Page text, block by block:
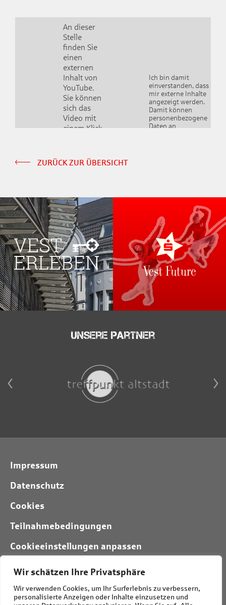
Wir schätzen Ihre Privatsphäre
Wir verwenden Cookies, um Ihr Surferlebnis zu verbessern,
personalisierte Anzeigen oder Inhalte einzusetzen und
Empfohlener
externer
An dieser
Stelle
finden Sie
einen
externen
Inhalt von
YouTube.
Sie können
sich das
Video mit
einem Klick
wieder
Video
Ich bin damit
einverstanden, dass
mir externe Inhalte
angezeigt werden.
Damit können
personenbezogene
Daten an
ZURÜCK ZUR ÜBERSICHT
Unsere Partner
Impressum
Datenschutz
Cookies
Teilnahmebedingungen
Cookieeinstellungen anpassen